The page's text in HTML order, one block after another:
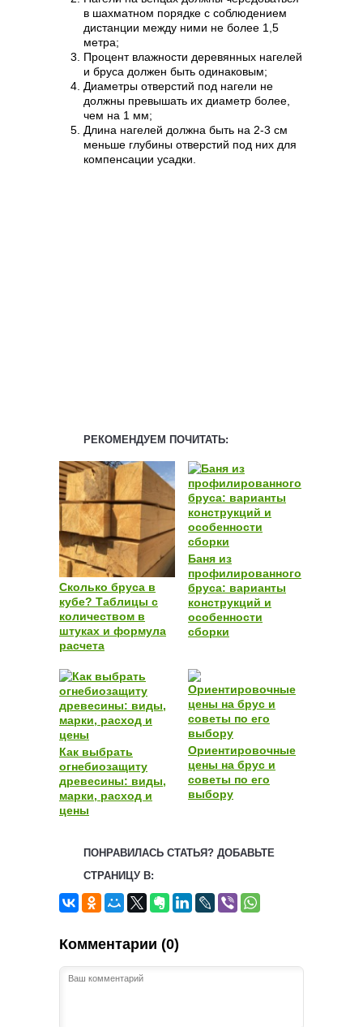
в шахматном порядке с соблюдением
дистанции между ними не более 1,5
метра;
Процент влажности деревянных нагелей
и бруса должен быть одинаковым;
Диаметры отверстий под нагели не
должны превышать их диаметр более,
чем на 1 мм;
Длина нагелей должна быть на 2-3 см
меньше глубины отверстий под них для
компенсации усадки.
РЕКОМЕНДУЕМ ПОЧИТАТЬ:
Сколько бруса в
кубе? Таблицы с
количеством в
штуках и формула
расчета
Баня из
профилированного
бруса: варианты
конструкций и
особенности
сборки
Как выбрать
огнебиозащиту
древесины: виды,
марки, расход и
цены
Ориентировочные
цены на брус и
советы по его
выбору
ПОНРАВИЛАСЬ СТАТЬЯ? ДОБАВЬТЕ
СТРАНИЦУ В:
Комментарии (0)